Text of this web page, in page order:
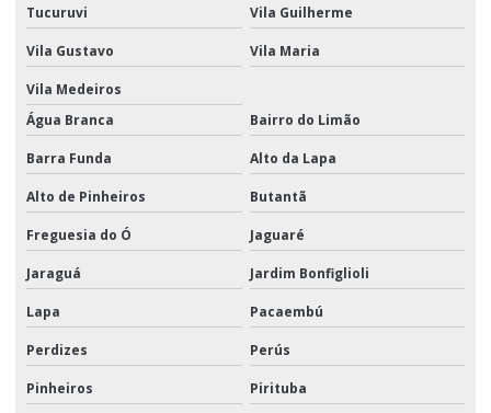
Logística de trade marketing
Manuseio e movimentação de materiais
Montagem de display
Montagem de display em pdv
Montagem de kits
Montagem de kits para empresas
Montagem de kits para eventos
Montagem de kits promocionais
Montagem promocional
Tucuruvi Vila Guilherme
Vila Gustavo Vila Maria
Vila Medeiros
Água Branca
Bairro do Limão
Barra Funda Alto da Lapa
Alto de Pinheiros Butantã
Freguesia do Ó Jaguaré
Jaraguá Jardim Bonfiglioli
Lapa Pacaembú
Perdizes Perús
Pinheiros Pirituba